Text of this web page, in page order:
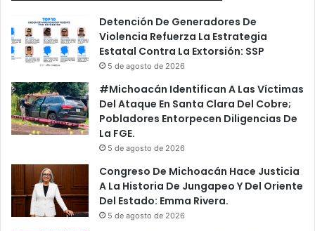
Detención De Generadores De
Violencia Refuerza La Estrategia
Estatal Contra La Extorsión: SSP
5 de agosto de 2026
#Michoacán Identifican A Las Víctimas
Del Ataque En Santa Clara Del Cobre;
Pobladores Entorpecen Diligencias De
La FGE.
5 de agosto de 2026
Congreso De Michoacán Hace Justicia
A La Historia De Jungapeo Y Del Oriente
Del Estado: Emma Rivera.
5 de agosto de 2026